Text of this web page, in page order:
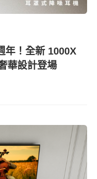
年！全新 1000X
華設計登場